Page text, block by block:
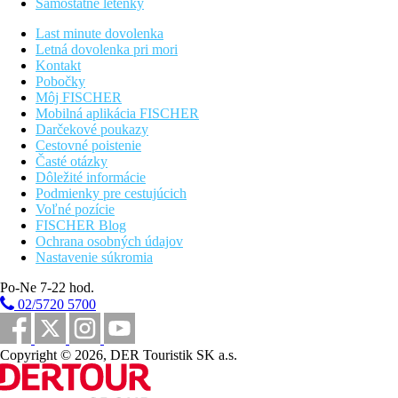
osušky zadarmo, bar na pláži.
Stravovanie
Polpenzia:
Raňajky a večere formou bufetu.
All Inclusive:
Raňajky 7.15-10.15, obed 12.30-15.00 a večera 19.00-
21.30 formou bufetu
Nealkoholické nápoje, čaj, káva, alkoholické nápoje
miestnej výroby v bare pri bazéne (10.00–24.00 hod.) av
hlavnom bare (18.00–24.00 hod.)
Popoludňajšia desiata, čaj a káva 16.00-17.00, zmrzlina
10.00-18.00
Športová ponuka
Zadarmo: fitness, v sesterskom hoteli Creta Star, tenis, biliard,
minigolf, basketbal, stolný tenis, plážový volejbal.
Za poplatok
Zábava
Animačné programy v hoteli Creta Star.
Zvláštnosti
Hotel je výhradne určený pre dospelé osoby nad 16 rokov.
Last minute dovolenka
Letná dovolenka pri mori
Kontakt
Pobočky
Môj FISCHER
Mobilná aplikácia FISCHER
Darčekové poukazy
Cestovné poistenie
Časté otázky
Dôležité informácie
Podmienky pre cestujúcich
Voľné pozície
FISCHER Blog
Ochrana osobných údajov
Nastavenie súkromia
Po-Ne 7-22 hod.
02/5720 5700
Copyright © 2026, DER Touristik SK a.s.